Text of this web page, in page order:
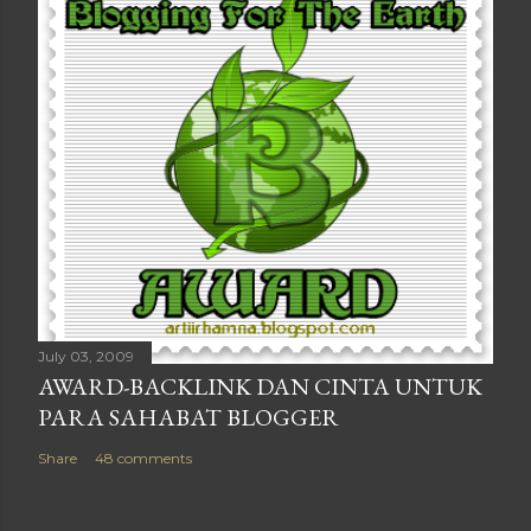
July 03, 2009
AWARD-BACKLINK DAN CINTA UNTUK
PARA SAHABAT BLOGGER
Share 48 comments